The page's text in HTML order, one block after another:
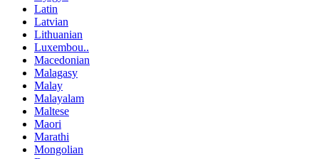
Latin
Latvian
Lithuanian
Luxembou..
Macedonian
Malagasy
Malay
Malayalam
Maltese
Maori
Marathi
Mongolian